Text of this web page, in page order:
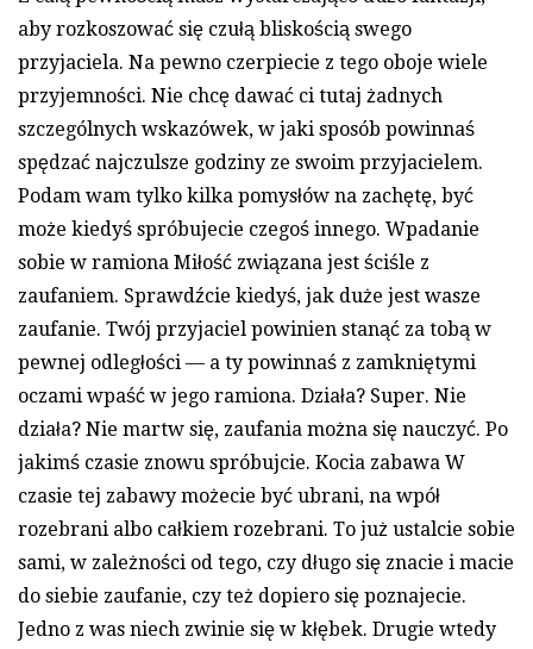
aby rozkoszować się czułą bliskością swego
przyjaciela. Na pewno czerpiecie z tego oboje wiele
przyjemności. Nie chcę dawać ci tutaj żadnych
szczególnych wskazówek, w jaki sposób powinnaś
spędzać najczulsze godziny ze swoim przyjacielem.
Podam wam tylko kilka pomysłów na zachętę, być
może kiedyś spróbujecie czegoś innego. Wpadanie
sobie w ramiona Miłość związana jest ściśle z
zaufaniem. Sprawdźcie kiedyś, jak duże jest wasze
zaufanie. Twój przyjaciel powinien stanąć za tobą w
pewnej odległości — a ty powinnaś z zamkniętymi
oczami wpaść w jego ramiona. Działa? Super. Nie
działa? Nie martw się, zaufania można się nauczyć. Po
jakimś czasie znowu spróbujcie. Kocia zabawa W
czasie tej zabawy możecie być ubrani, na wpół
rozebrani albo całkiem rozebrani. To już ustalcie sobie
sami, w zależności od tego, czy długo się znacie i macie
do siebie zaufanie, czy też dopiero się poznajecie.
Jedno z was niech zwinie się w kłębek. Drugie wtedy